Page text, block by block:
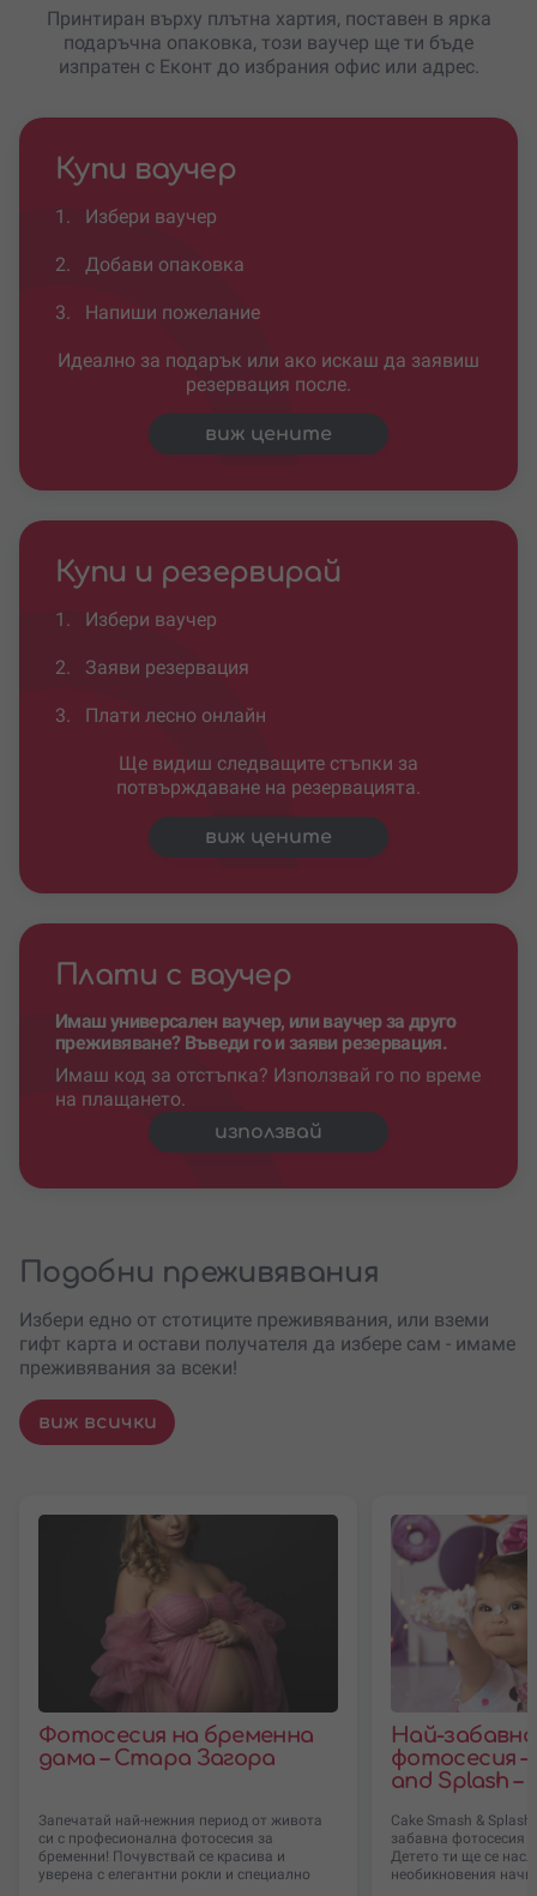
Принтиран върху плътна хартия, поставен в ярка
подаръчна опаковка, този ваучер ще ти бъде
изпратен с Еконт до избрания офис или адрес.
Купи ваучер
1. Избери ваучер
2. Добави опаковка
3. Напиши пожелание
Идеално за подарък или ако искаш да заявиш
резервация после.
виж цените
Купи и резервирай
1. Избери ваучер
2. Заяви резервация
3. Плати лесно онлайн
Ще видиш следващите стъпки за
потвърждаване на резервацията.
виж цените
Плати с ваучер
Имаш универсален ваучер, или ваучер за друго
преживяване? Въведи го и заяви резервация.
Имаш код за отстъпка? Използвай го по време
на плащането.
използвай
Подобни преживявания
Избери едно от стотиците преживявания, или вземи
гифт карта и остави получателя да избере сам - имаме
преживявания за всеки!
виж всички
Фотосесия на бременна
дама – Стара Загора
Запечатай най-нежния период от живота
си с професионална фотосесия за
бременни! Почувствай се красива и
уверена с елегантни рокли и специално
Най-
фотосесия –
and Splash –
Cake Smash &
забавна фотосесия
Детето ти ще се
необикновения